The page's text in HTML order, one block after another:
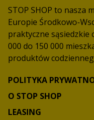
STOP SHOP to nasza
Europie Środkowo-
praktyczne sąsiedzkie
000 do 150 000
produktów
POLITYKA
O STOP SHOP
LEASING